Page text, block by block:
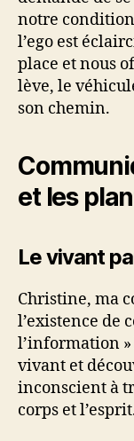
notre
l’ego est
place et nous
lève, le
son chemin.
et les
Le vivant
Christine, ma
l’existence de
l’information »
vivant et
inconscient à
corps et